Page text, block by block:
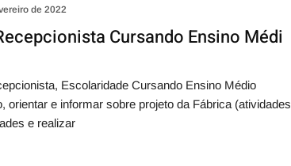
de 2022
Cursando Ensino Médi
Escolaridade Cursando Ensino Médio
e informar sobre projeto da Fábrica (atividades
e realizar